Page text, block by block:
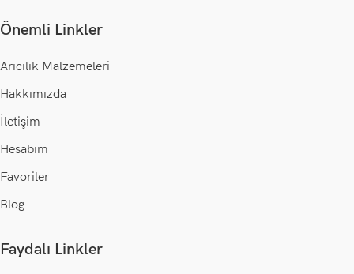
Önemli Linkler
Arıcılık Malzemeleri
Hakkımızda
İletişim
Hesabım
Favoriler
Blog
Faydalı Linkler